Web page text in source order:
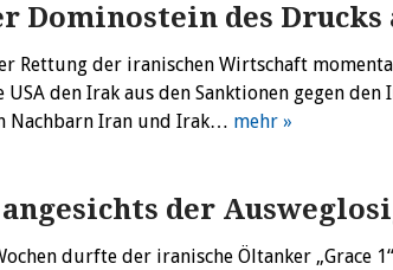
Dominostein des Drucks
Rettung der iranischen Wirtschaft
den Irak aus den Sanktionen gegen
Nachbarn Iran und Irak… mehr »
der
durfte der iranische Öltanker „Grace